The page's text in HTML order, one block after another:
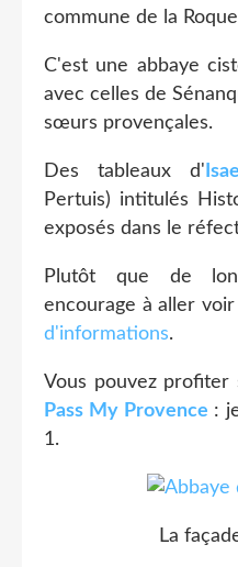
commune de la
C'est une abbaye
avec celles de
sœurs provençales.
Des tableaux d' Isael
Pertuis) intitulés
exposés dans le
Plutôt que de
encourage à aller
d'informations.
Vous pouvez profiter
Pass My Provence :
1.
La